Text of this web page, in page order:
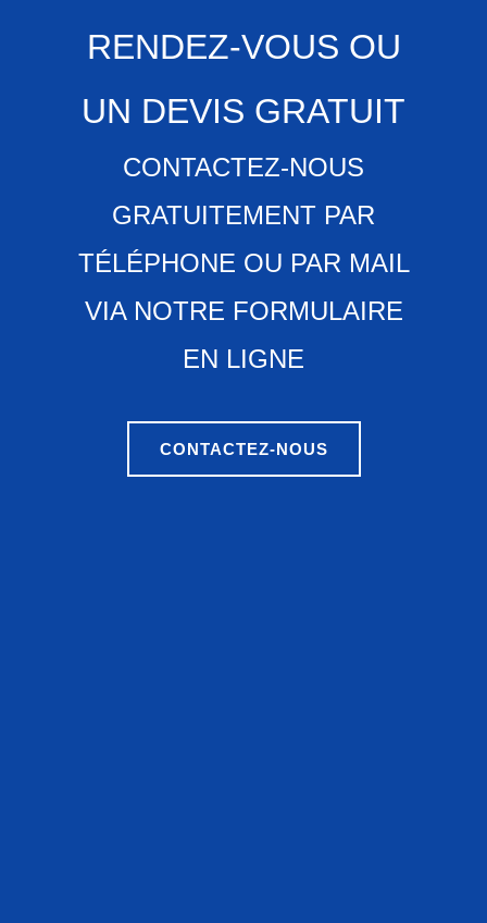
RENDEZ-VOUS OU
UN DEVIS GRATUIT
CONTACTEZ-NOUS
GRATUITEMENT PAR
TÉLÉPHONE OU PAR MAIL
VIA NOTRE FORMULAIRE
EN LIGNE
CONTACTEZ-NOUS